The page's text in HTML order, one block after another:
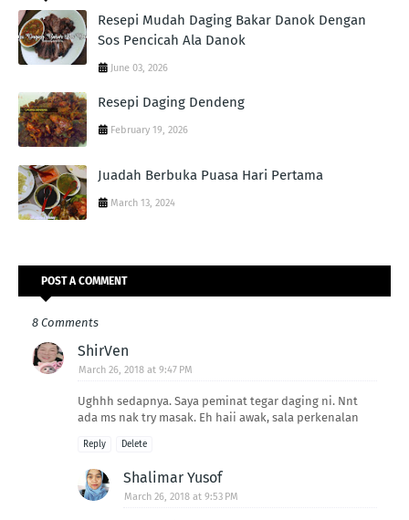
Resepi Mudah Daging Bakar Danok Dengan
Sos Pencicah Ala Danok
June 03, 2026
Resepi Daging Dendeng
February 19, 2026
Juadah Berbuka Puasa Hari Pertama
March 13, 2024
POST A COMMENT
8 Comments
ShirVen
March 26, 2018 at 9:47 PM
Ughhh sedapnya. Saya peminat tegar daging ni. Nnt
ada ms nak try masak. Eh haii awak, sala perkenalan
Reply Delete
Shalimar Yusof
March 26, 2018 at 9:53 PM